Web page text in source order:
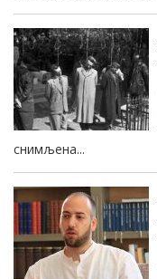
снимљена...